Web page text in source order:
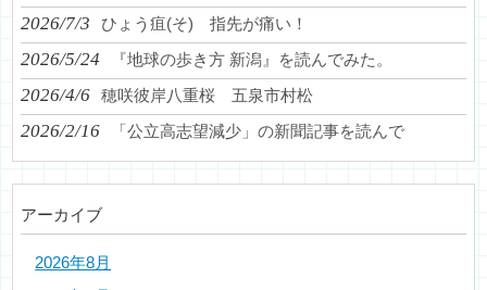
2026/7/3 ひょう疽(そ) 指先が痛い！
2026/5/24 『地球の歩き方 新潟』を読んでみた。
2026/4/6 穂咲彼岸八重桜 五泉市村松
2026/2/16 「公立高志望減少」の新聞記事を読んで
アーカイブ
2026年8月